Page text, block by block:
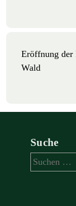
Eröffnung
Wald
Suche
Suchen
nach: